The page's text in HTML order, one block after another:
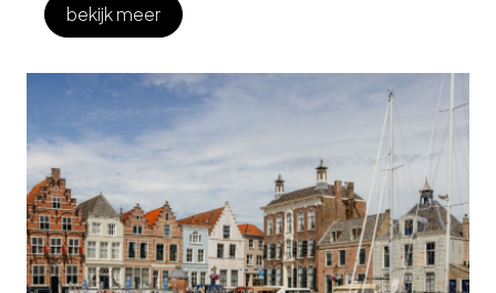
bekijk meer